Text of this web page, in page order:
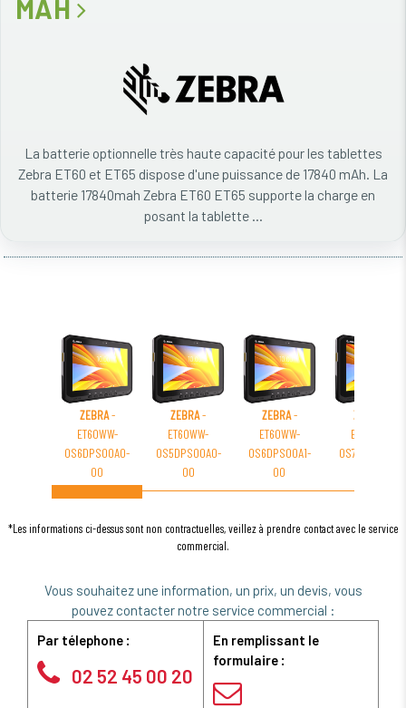
MAH
La batterie optionnelle très haute capacité pour les tablettes
Zebra ET60 et ET65 dispose d'une puissance de 17840 mAh. La
batterie 17840mah Zebra ET60 ET65 supporte la charge en
posant la tablette ...
ZEBRA-
ET60WW-
0S6DPS00A0-
00
ZEBRA-
ET60WW-
0S5DPS00A0-
00
ZEBRA-
ET60WW-
0S6DPS00A1-
00
ZEBRA
ET60WW-
0S7EPSJ0A0-
*Les informations ci-dessus sont non contractuelles, veillez à prendre contact avec le service
commercial.
Vous souhaitez une information, un prix, un devis, vous
pouvez contacter notre service commercial :
Par télephone :
02 52 45 00 20
En remplissant le
formulaire :